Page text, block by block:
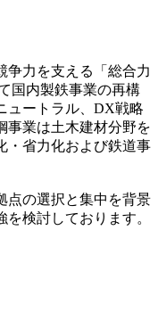
争力を支える「総合力
国内製鉄事業の再構
ュートラル、DX戦略
事業は土木建材分野を
・省力化および鉄道事
点の選択と集中を背景
検討しております。